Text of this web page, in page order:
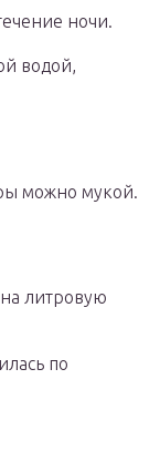
ночи.
водой,
можно мукой.
на литровую
по